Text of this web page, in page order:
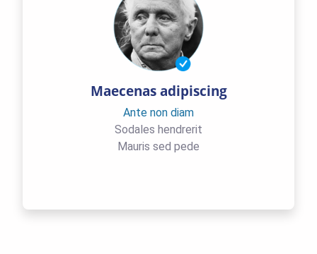
Maecenas adipiscing
Ante non diam
Sodales hendrerit
Mauris sed pede